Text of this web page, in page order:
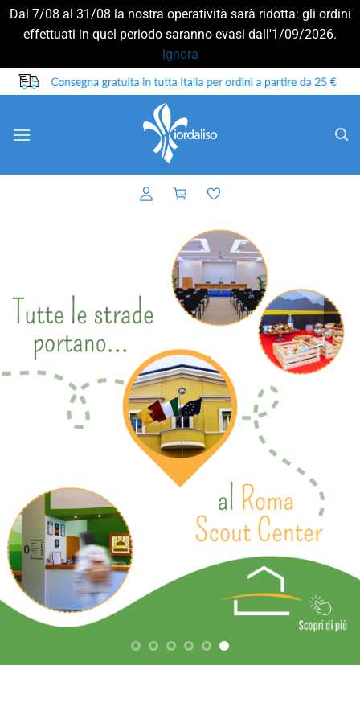
Dal 7/08 al 31/08 la nostra operatività sarà ridotta: gli ordini
effettuati in quel periodo saranno evasi dall'1/09/2026.
Ignora
Salta
ai